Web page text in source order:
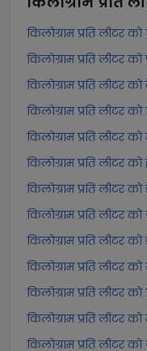
किलोग्राम प्रति लीटर
किलोग्राम प्रति लीटर
किलोग्राम प्रति लीटर
किलोग्राम प्रति लीटर
किलोग्राम प्रति लीटर
किलोग्राम प्रति लीटर
किलोग्राम प्रति लीटर
किलोग्राम प्रति लीटर
किलोग्राम प्रति लीटर
किलोग्राम प्रति लीटर
किलोग्राम प्रति लीटर
किलोग्राम प्रति लीटर को
किलोग्राम प्रति लीटर